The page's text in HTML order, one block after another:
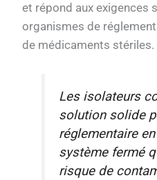
et répond aux exigences
organismes de
de médicaments stériles.
Les isolateurs
solution solide
réglementaire
système fermé
risque de